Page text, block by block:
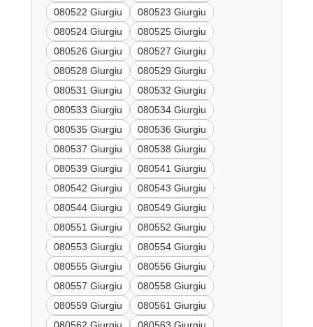
080522 Giurgiu
080523 Giurgiu
080524 Giurgiu
080525 Giurgiu
080526 Giurgiu
080527 Giurgiu
080528 Giurgiu
080529 Giurgiu
080531 Giurgiu
080532 Giurgiu
080533 Giurgiu
080534 Giurgiu
080535 Giurgiu
080536 Giurgiu
080537 Giurgiu
080538 Giurgiu
080539 Giurgiu
080541 Giurgiu
080542 Giurgiu
080543 Giurgiu
080544 Giurgiu
080549 Giurgiu
080551 Giurgiu
080552 Giurgiu
080553 Giurgiu
080554 Giurgiu
080555 Giurgiu
080556 Giurgiu
080557 Giurgiu
080558 Giurgiu
080559 Giurgiu
080561 Giurgiu